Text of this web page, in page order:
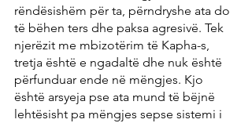
rëndësishëm për ta, përndryshe ata do
të bëhen ters dhe paksa agresivë. Tek
njerëzit me mbizotërim të Kapha-s,
tretja është e ngadaltë dhe nuk është
përfunduar ende në mëngjes. Kjo
është arsyeja pse ata mund të bëjnë
lehtësisht pa mëngjes sepse sistemi i